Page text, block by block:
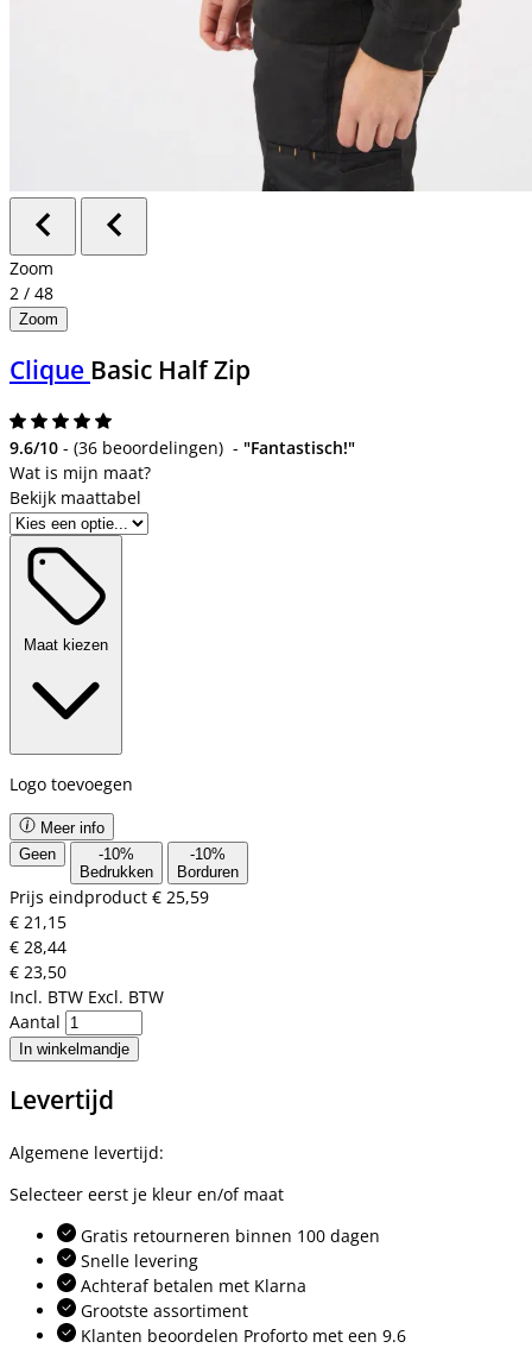
Zoom
2 / 48
Zoom
Clique Basic Half Zip
9.6/10 - (36 beoordelingen) - "Fantastisch!"
Bekijk maattabel
Maat kiezen
Logo toevoegen
Meer info
Geen
-10%
Bedrukken
-10%
Borduren
Prijs eindproduct € 25,59
€ 21,15
€ 28,44
€ 23,50
Incl. BTW Excl. BTW
Aantal
In winkelmandje
Levertijd
Algemene levertijd:
Selecteer eerst je kleur en/of maat
Gratis retourneren binnen 100 dagen
Snelle levering
Achteraf betalen met Klarna
Grootste assortiment
Klanten beoordelen Proforto met een 9.6